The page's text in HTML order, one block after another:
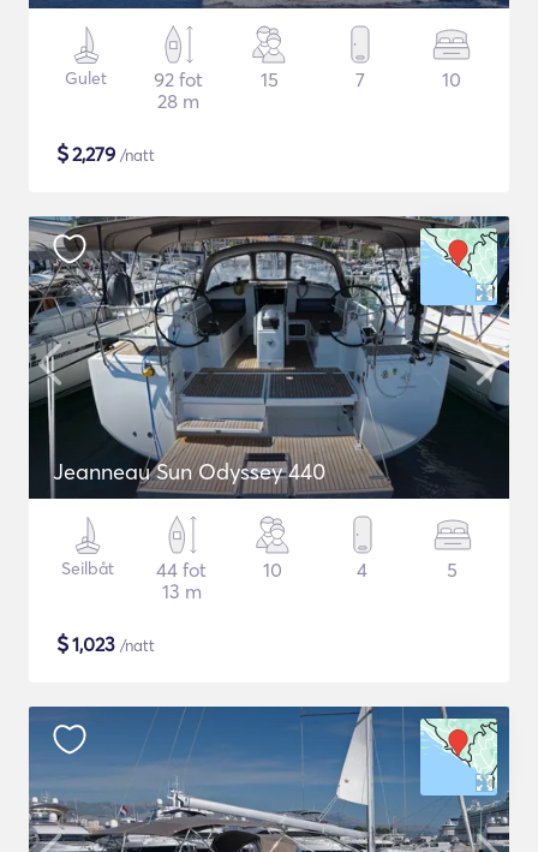
Gulet
92 fot
28 m
15 7 10
$2,279 /natt
Jeanneau Sun Odyssey 440
Seilbåt
44 fot
13 m
10 4 5
$1,023 /natt